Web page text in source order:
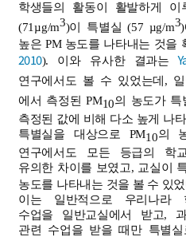
학생들의 활동이 활발하게 이
(71µg/m3)이 특별실 (57 µg/m3
높은 PM 농도를 나타내는 것을
2010). 이와 유사한 결과는
연구에서도 볼 수 있었는데,
에서 측정된 PM10의 농도가 특
측정된 값에 비해 다소 높게 나
특별실을 대상으로 PM10의
연구에서도 모든 등급의 학
유의한 차이를 보였고, 교실이
농도를 나타내는 것을 볼 수 있
이는 일반적으로 우리나라
수업을 일반교실에서 받고,
관련 수업을 받을 때만 특별